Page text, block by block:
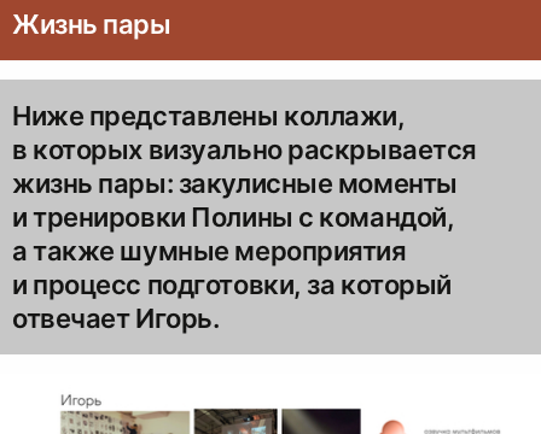
Жизнь пары
Ниже представлены коллажи,
в которых визуально раскрывается
жизнь пары: закулисные моменты
и тренировки Полины с командой,
а также шумные мероприятия
и процесс подготовки, за который
отвечает Игорь.